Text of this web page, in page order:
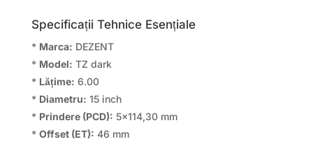
Specificații Tehnice Esențiale
* Marca: DEZENT
* Model: TZ dark
* Lățime: 6.00
* Diametru: 15 inch
* Prindere (PCD): 5×114,30 mm
* Offset (ET): 46 mm